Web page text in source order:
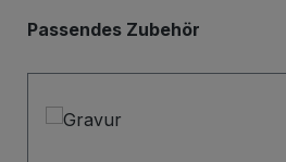
Produktgalerie überspringen
Passendes Zubehör